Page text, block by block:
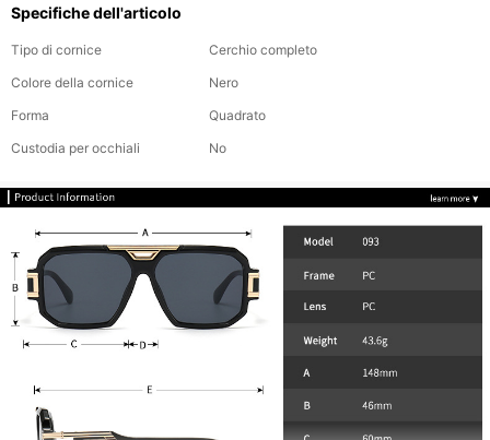
Specifiche dell'articolo
Tipo di cornice
Cerchio completo
Colore della cornice
Nero
Forma
Quadrato
Custodia per occhiali
No